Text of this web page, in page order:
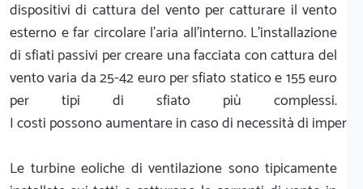
dispositivi di cattura del vento per catturare il vento
esterno e far circolare l'aria all'interno. L'installazione
di sfiati passivi per creare una facciata con cattura del
vento varia da 25-42 euro per sfiato statico e 155 euro
per tipi di sfiato più complessi.
I costi possono aumentare in caso di necessità di
Le turbine eoliche di ventilazione sono tipicamente